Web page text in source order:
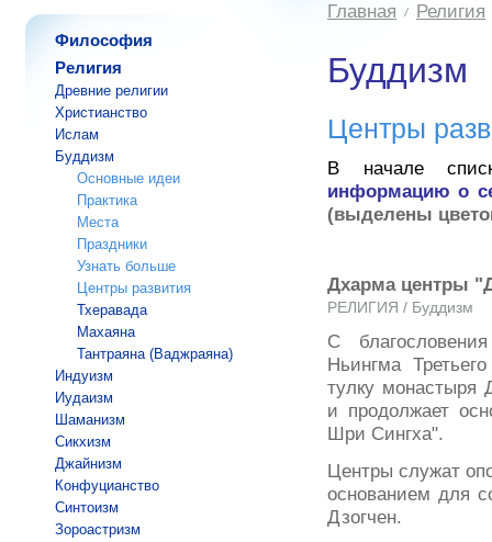
Философия
Религия
Древние религии
Христианство
Ислам
Буддизм
Основные идеи
Практика
Места
Праздники
Узнать больше
Центры развития
Тхеравада
Махаяна
Тантраяна (Ваджраяна)
Индуизм
Иудаизм
Шаманизм
Сикхизм
Джайнизм
Конфуцианство
Синтоизм
Зороастризм
Главная Религия
Буддизм
Центры
В начале
информацию о
(выделены
Дхарма центры
РЕЛИГИЯ / Буддизм
С
Ньингма
тулку монастыря
и продолжает
Шри Сингха".
Центры служат
основанием для
Дзогчен.